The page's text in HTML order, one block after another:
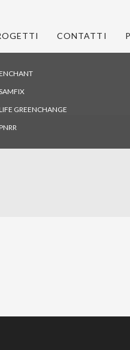
GREENCHANGE
CONTATTI